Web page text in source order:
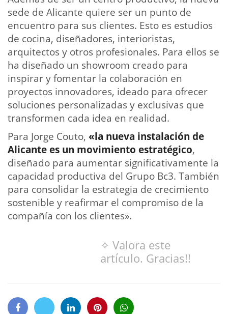
sede de Alicante quiere ser un punto de
encuentro para sus clientes. Esto es estudios
de cocina, diseñadores, interioristas,
arquitectos y otros profesionales. Para ellos se
ha diseñado un showroom creado para
inspirar y fomentar la colaboración en
proyectos innovadores, ideado para ofrecer
soluciones personalizadas y exclusivas que
transformen cada idea en realidad.
Para Jorge Couto, «la nueva instalación de
Alicante es un movimiento estratégico,
diseñado para aumentar significativamente la
capacidad productiva del Grupo Bc3. También
para consolidar la estrategia de crecimiento
sostenible y reafirmar el compromiso de la
compañía con los clientes».
✧ Valora este
artículo. Gracias!!